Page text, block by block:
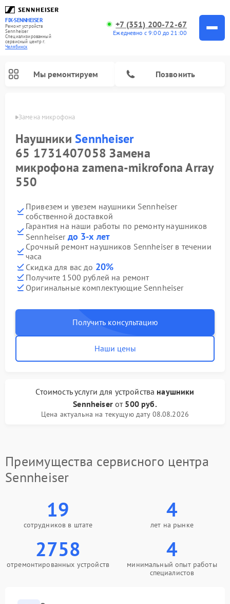
FIX-SENNHEISER
Ремонт устройств
Sennheiser
Специализированный
cервисный центр г.
Челябинск
+7 (351) 200-72-67
Ежедневно с 9:00 до 21:00
Мы ремонтируем Позвонить
Замена микрофона
НаушникиSennheiser
65 1731407058 Замена
микрофона zamena-mikrofona Array
550
Привезем и увезем наушники Sennheiser
собственной доставкой
Гарантия на наши работы по ремонту наушников
Sennheiser до 3-х лет
Срочный ремонт наушников Sennheiser в течении
часа
Скидка для вас до 20%
Получите 1500 рублей на ремонт
Оригинальные комплектующие Sennheiser
Получить консультацию
Наши цены
Стоимость услугидля устройства наушники
Sennheiserот 500 руб.
Цена актуальна на текущую дату 08.08.2026
Преимущества сервисного центра
Sennheiser
19
сотрудников в штате
4
лет на рынке
2758
отремонтированных устройств
4
минимальный опыт работы
специалистов